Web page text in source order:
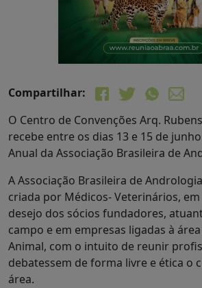
Compartilhar:
O Centro de Convenções Arq.
recebe entre os dias 13 e 15 de
Anual da Associação Brasileira de
A Associação Brasileira de
criada por Médicos- Veterinários,
desejo dos sócios fundadores,
campo e em empresas ligadas à
Animal, com o intuito de reunir
debatessem de forma livre e ética o
área.